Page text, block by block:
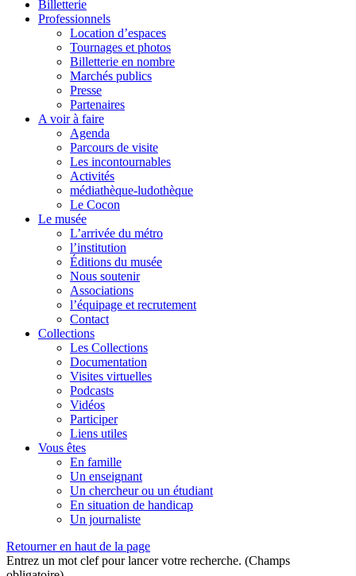
Billetterie
Professionnels
Location d’espaces
Tournages et photos
Billetterie en nombre
Marchés publics
Presse
Partenaires
A voir à faire
Agenda
Parcours de visite
Les incontournables
Activités
médiathèque-ludothèque
Le Cocon
Le musée
L’arrivée du métro
l’institution
Éditions du musée
Nous soutenir
Associations
l’équipage et recrutement
Contact
Collections
Les Collections
Documentation
Visites virtuelles
Podcasts
Vidéos
Participer
Liens utiles
Vous êtes
En famille
Un enseignant
Un chercheur ou un étudiant
En situation de handicap
Un journaliste
Retourner en haut de la page
Entrez un mot clef pour lancer votre recherche. (Champs